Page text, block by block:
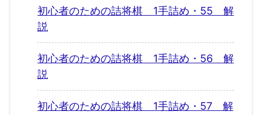
初心者のための詰将棋 1手詰め・55 解
説
初心者のための詰将棋 1手詰め・56 解
説
初心者のための詰将棋 1手詰め・57 解